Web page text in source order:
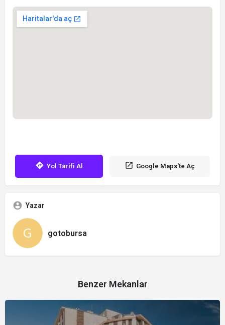
Yol Tarifi Al Google Maps'te Aç
Yazar
gotobursa
Benzer Mekanlar